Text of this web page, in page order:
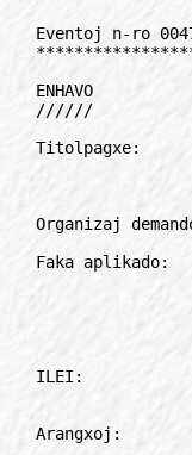
Eventoj n-ro 0047, 1/februaro - '94,  retposxta versio
******************************************************

ENHAVO
//////

Titolpagxe:             - Baza reformo, bezonata en Esperantujo,
                          postulas  cxies partoprenon!
                        - Agadkomitato por Federacia Euxropa Lingvouzo

Organizaj demandoj:     - Esperanto movado kiel sistemo

Faka aplikado:          - Kunlaborantoj por Terminara Sekcio de IKEF
                          sercxataj
                        - Jarlibreto 1994 de TEJxA
                        - Esperanto kaj homeopatoj en Venezuelo
                        - Turisma adresaro (nun) ne aperos

ILEI:                   - Elementaj lernejoj portos sukceson por
                          esperanto

Arangxoj:               - 13-a Internacia Literatura Forumo
                        - MIR-o
                        - 43-a Kultura Semajnfino
                        - 18-a IJF
                        - TEJO/KER-seminario
                        - 86-a Franca Kongreso de Esperanto
                        - Hororo...
                        - La 5-a BIERO

Movado:                 - Jxus pasinta...
                        - Literaturo kun ventrodanca garnajxo
                        - Esperanto-fako en popola altlernejo
                        - Ni sincere dankas
                        - Eduka Fondajxo "Carson"
                        - Rezolucio de Unesko

Reagoj:                 - Eldonado en Bulgario malpliigxas
                        - ?Monato? malpli kosta!
                        - Kial ne "semajno de esperanto"?

Mallonge:               - Plilongigo de kopirajto
                        - Reklamo per afrankostampilo
                        - Esperanto en partia programo

Revuoj, gazetoj:        - Translimen!

Hungara angulo:         - ***

Kulturo:                - Por la bona imago pri nia bona lingvo

Recenzoj.               ? Gxua kaj kleriga vojagxo

Afrika agado:           - La gxojo de neatenditaj aferoj

Konkurso:               - INTERNACIA KONKURSO POR MEZLERNEJANOJ
                        - PARTOPRENANTOJ DE LA KONKURSO

Anonco:                 - *
Anoncetoj:              - ***
Korespondi deziras:     - ***

Esperanto en radio:     - Per klopodoj de unu persono

*************************************************************************

TITOLPAGxE
//////////

Baza reformo, bezonata en Esperantujo, postulas cxies partoprenon!
==================================================================

Okaze de la esperigaj sukcesoj lastatempe atingitaj de konkretaj
esperantistaj grupoj en Euxropo kaj Azio en la komerca, scienca, politika
kaj turisma kampoj, mi alvokas la ceterajn samideanojn pripensi la
situacion, kiun oni travivas en Esperantujo.

Grandega entrepreno, kia estas gxenerala aplikado de nia intenacia lingvo
en la tuta mondo, postulas seriozajn kaj detalajn studojn. Preskaux cxiam
niajn renkontigxojn karakterizas konformismo, memkontentigo pro iuj
kulturaj atingoj, kaj defetismo pri la ebleco sukcesi ekster niaj propraj